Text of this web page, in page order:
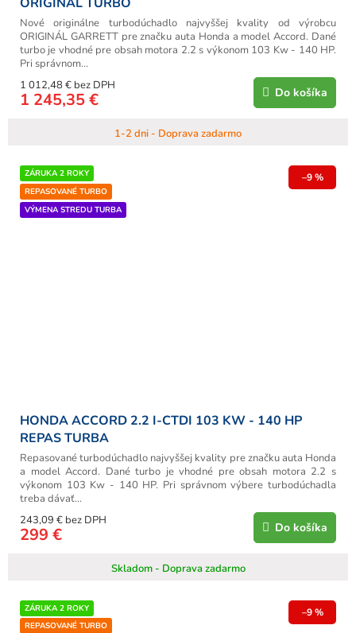
1-2 dni - Doprava zadarmo
1 012,48 € bez DPH
1 245,35 € Do košíka
Nové originálne turbodúchadlo najvyššej kvality od výrobcu
ORIGINÁL GARRETT pre značku auta Honda a model Accord. Dané
turbo je vhodné pre obsah motora 2.2 s výkonom 103 Kw - 140 HP.
Pri správnom...
ZÁRUKA 2 ROKY
REPASOVANÉ TURBO
VÝMENA STREDU TURBA
–9 %
HONDA ACCORD 2.2 I-CTDI 103 KW - 140 HP
REPAS TURBA
Skladom - Doprava zadarmo
243,09 € bez DPH
299 € Do košíka
Repasované turbodúchadlo najvyššej kvality pre značku auta Honda
a model Accord. Dané turbo je vhodné pre obsah motora 2.2 s
výkonom 103 Kw - 140 HP. Pri správnom výbere turbodúchadla
treba dávať...
ZÁRUKA 2 ROKY
REPASOVANÉ TURBO
–9 %